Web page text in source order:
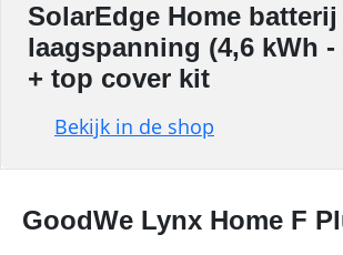
SolarEdge Home batterij
laagspanning (4,6 kWh -
+ top cover kit
Bekijk in de shop
GoodWe Lynx Home F